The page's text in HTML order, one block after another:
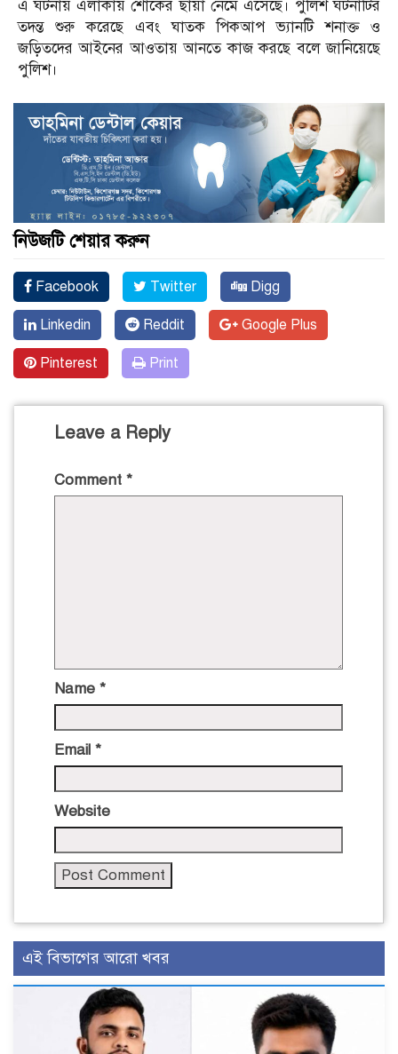
এ ঘটনায় এলাকায় শোকের ছায়া নেমে এসেছে। পুলিশ ঘটনাটির
তদন্ত শুরু করেছে এবং ঘাতক পিকআপ ভ্যানটি শনাক্ত ও
জড়িতদের আইনের আওতায় আনতে কাজ করছে বলে জানিয়েছে
পুলিশ।
নিউজটি শেয়ার করুন
Facebook Twitter Digg
Linkedin Reddit Google Plus
Pinterest Print
Leave a Reply
Comment *
Name *
Email *
Website
এই বিভাগের আরো খবর